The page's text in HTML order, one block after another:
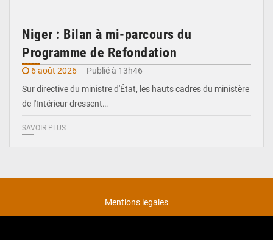
Niger : Bilan à mi-parcours du
Programme de Refondation
6 août 2026
Publié à 13h46
Sur directive du ministre d'État, les hauts cadres du ministère
de l'Intérieur dressent…
SAVOIR PLUS
Mentions legales